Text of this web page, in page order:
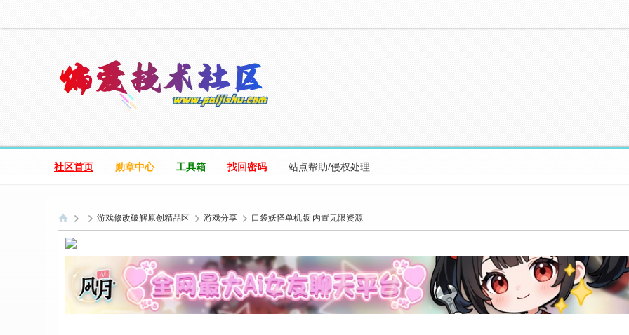
社区首页 勋章中心 工具箱 找回密码 站点帮助/侵权处理
偏
爱
游戏修改破解原创精品区 游戏分享 口袋妖怪单机版 内置无限资源